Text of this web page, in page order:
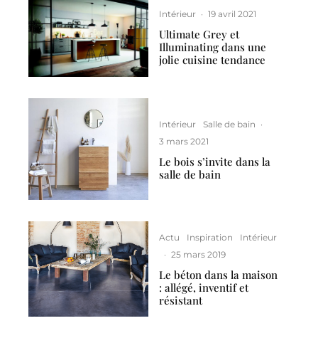
Intérieur · 19 avril 2021
Ultimate Grey et
Illuminating dans une
jolie cuisine tendance
Intérieur Salle de bain ·
3 mars 2021
Le bois s’invite dans la
salle de bain
Actu Inspiration
Intérieur
· 25 mars 2019
Le béton dans la maison
: allégé, inventif et
résistant